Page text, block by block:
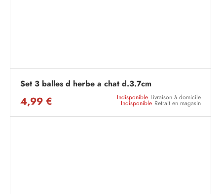
Set 3 balles d herbe a chat d.3.7cm
4,99 € Indisponible Livraison à domicile
Indisponible Retrait en magasin